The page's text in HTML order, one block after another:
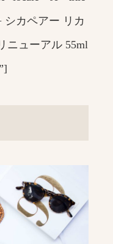
シカペアー リカ
ニューアル 55ml